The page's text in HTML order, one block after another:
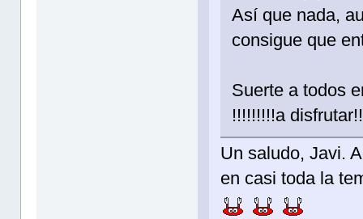
Así que nada,
consigue que
Suerte a todos
!!!!!!!!!a
Un saludo, Javi.
en casi toda la